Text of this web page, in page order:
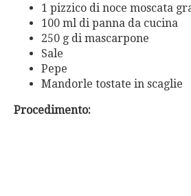
1 pizzico di noce moscata
100 ml di panna da cucina
250 g di mascarpone
Sale
Pepe
Mandorle tostate in scaglie
Procedimento: